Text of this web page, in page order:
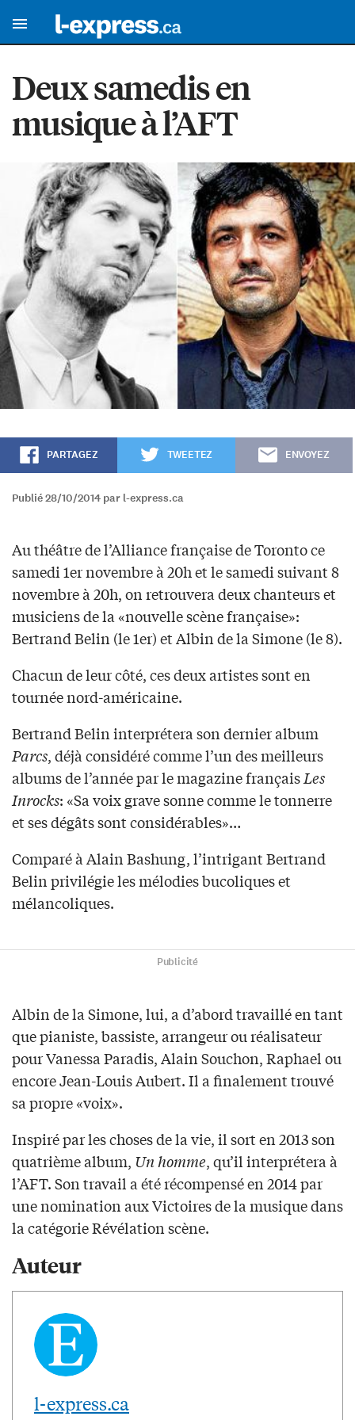
Deux samedis en
musique à l’AFT
PARTAGEZ TWEETEZ ENVOYEZ
Publié 28/10/2014 par l-express.ca
Au théâtre de l’Alliance française de Toronto ce
samedi 1er novembre à 20h et le samedi suivant 8
novembre à 20h, on retrouvera deux chanteurs et
musiciens de la «nouvelle scène française»:
Bertrand Belin (le 1er) et Albin de la Simone (le 8).
Chacun de leur côté, ces deux artistes sont en
tournée nord-américaine.
Bertrand Belin interprétera son dernier album
Parcs, déjà considéré comme l’un des meilleurs
albums de l’année par le magazine françaisLes
Inrocks: «Sa voix grave sonne comme le tonnerre
et ses dégâts sont considérables»…
Comparé à Alain Bashung, l’intrigant Bertrand
Belin privilégie les mélodies bucoliques et
mélancoliques.
Publicité
Albin de la Simone, lui, a d’abord travaillé en tant
que pianiste, bassiste, arrangeur ou réalisateur
pour Vanessa Paradis, Alain Souchon, Raphael ou
encore Jean-Louis Aubert. Il a finalement trouvé
sa propre «voix».
Inspiré par les choses de la vie, il sort en 2013 son
quatrième album, Un homme, qu’il interprétera à
l’AFT. Son travail a été récompensé en 2014 par
une nomination aux Victoires de la musique dans
la catégorie Révélation scène.
Auteur
l-express.ca